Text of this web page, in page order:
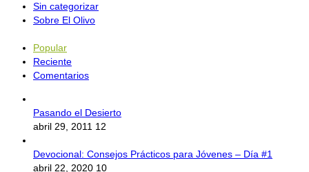
Sin categorizar
Sobre El Olivo
Popular
Reciente
Comentarios
Pasando el Desierto
abril 29, 2011 12
Devocional: Consejos Prácticos para Jóvenes – Día #1
abril 22, 2020 10